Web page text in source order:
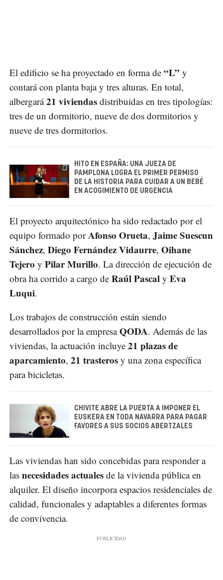
El edificio se ha proyectado en forma de “L” y
contará con planta baja y tres alturas. En total,
albergará21 viviendas distribuidas en tres tipologías:
tres de un dormitorio, nueve de dos dormitorios y
nueve de tres dormitorios.
HITO EN ESPAÑA: UNA JUEZA DE
PAMPLONA LOGRA EL PRIMER PERMISO
DE LA HISTORIA PARA CUIDAR A UN BEBÉ
EN ACOGIMIENTO DE URGENCIA
El proyecto arquitectónico ha sido redactado por el
equipo formado porAfonso Orueta, Jaime Suescun
Sánchez, Diego Fernández Vidaurre, Oihane
Tejero y Pilar Murillo. La dirección de ejecución de
obra ha corrido a cargo de Raúl Pascal y Eva
Luqui.
Los trabajos de construcción están siendo
desarrollados por la empresaQODA. Además de las
viviendas, la actuación incluye 21 plazas de
aparcamiento, 21 trasteros y una zona específica
para bicicletas.
CHIVITE ABRE LA PUERTA A IMPONER EL
EUSKERA EN TODA NAVARRA PARA PAGAR
FAVORES A SUS SOCIOS ABERTZALES
Las viviendas han sido concebidas para responder a
las necesidades actuales de la vivienda pública en
alquiler. El diseño incorpora espacios residenciales de
calidad, funcionales y adaptables a diferentes formas
de convivencia.